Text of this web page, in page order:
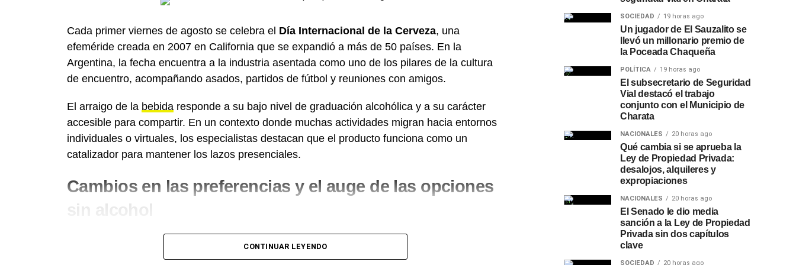
Cada primer viernes de agosto se celebra el Día Internacional de la Cerveza, una
efeméride creada en 2007 en California que se expandió a más de 50 países. En la
Argentina, la fecha encuentra a la industria asentada como uno de los pilares de la cultura
de encuentro, acompañando asados, partidos de fútbol y reuniones con amigos.
El arraigo de la bebida responde a su bajo nivel de graduación alcohólica y a su carácter
accesible para compartir. En un contexto donde muchas actividades migran hacia entornos
individuales o virtuales, los especialistas destacan que el producto funciona como un
catalizador para mantener los lazos presenciales.
Cambios en las preferencias y el auge de las opciones
sin alcohol
Durante los últimos años, el perfil del consumidor argentino atravesó una transformación
visible. Si bien las variedades tradicionales rubias sostienen el mayor volumen de ventas, se
CONTINUAR LEYENDO
SOCIEDAD 19 horas ago
Un jugador de El Sauzalito se
llevó un millonario premio de
la Poceada Chaqueña
POLÍTICA 19 horas ago
El subsecretario de Seguridad
Vial destacó el trabajo
conjunto con el Municipio de
Charata
NACIONALES 20 horas ago
Qué cambia si se aprueba la
Ley de Propiedad Privada:
desalojos, alquileres y
expropiaciones
NACIONALES 20 horas ago
El Senado le dio media
sanción a la Ley de Propiedad
Privada sin dos capítulos
clave
SOCIEDAD 20 horas ago